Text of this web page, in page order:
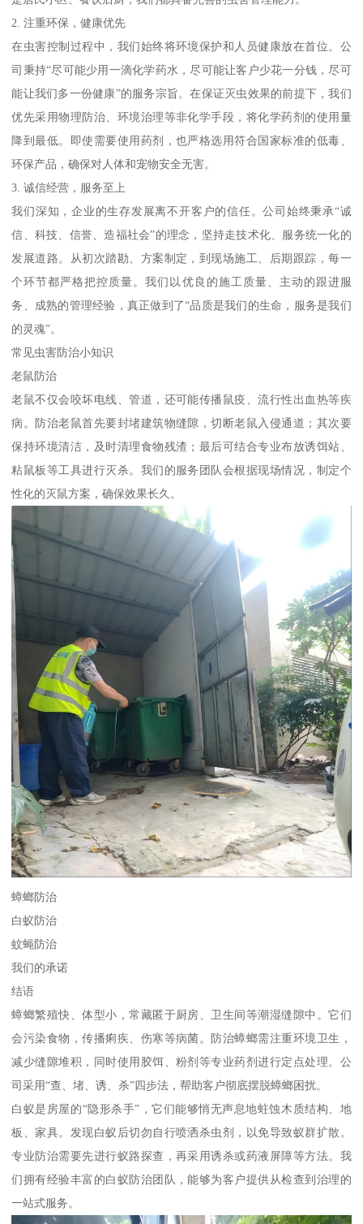
2. 注重环保，健康优先
在虫害控制过程中，我们始终将环境保护和人员健康放在首位。公
司秉持“尽可能少用一滴化学药水，尽可能让客户少花一分钱，尽可
能让我们多一份健康”的服务宗旨。在保证灭虫效果的前提下，我们
优先采用物理防治、环境治理等非化学手段，将化学药剂的使用量
降到最低。即使需要使用药剂，也严格选用符合国家标准的低毒、
环保产品，确保对人体和宠物安全无害。
3. 诚信经营，服务至上
我们深知，企业的生存发展离不开客户的信任。公司始终秉承“诚
信、科技、信誉、造福社会”的理念，坚持走技术化、服务统一化的
发展道路。从初次踏勘、方案制定，到现场施工、后期跟踪，每一
个环节都严格把控质量。我们以优良的施工质量、主动的跟进服
务、成熟的管理经验，真正做到了“品质是我们的生命，服务是我们
的灵魂”。
常见虫害防治小知识
老鼠防治
老鼠不仅会咬坏电线、管道，还可能传播鼠疫、流行性出血热等疾
病。防治老鼠首先要封堵建筑物缝隙，切断老鼠入侵通道；其次要
保持环境清洁，及时清理食物残渣；最后可结合专业布放诱饵站、
粘鼠板等工具进行灭杀。我们的服务团队会根据现场情况，制定个
性化的灭鼠方案，确保效果长久。
蟑螂防治
白蚁防治
蚊蝇防治
我们的承诺
结语
蟑螂繁殖快、体型小，常藏匿于厨房、卫生间等潮湿缝隙中。它们
会污染食物，传播痢疾、伤寒等病菌。防治蟑螂需注重环境卫生，
减少缝隙堆积，同时使用胶饵、粉剂等专业药剂进行定点处理。公
司采用“查、堵、诱、杀”四步法，帮助客户彻底摆脱蟑螂困扰。
白蚁是房屋的“隐形杀手”，它们能够悄无声息地蛀蚀木质结构、地
板、家具。发现白蚁后切勿自行喷洒杀虫剂，以免导致蚁群扩散。
专业防治需要先进行蚁路探查，再采用诱杀或药液屏障等方法。我
们拥有经验丰富的白蚁防治团队，能够为客户提供从检查到治理的
一站式服务。